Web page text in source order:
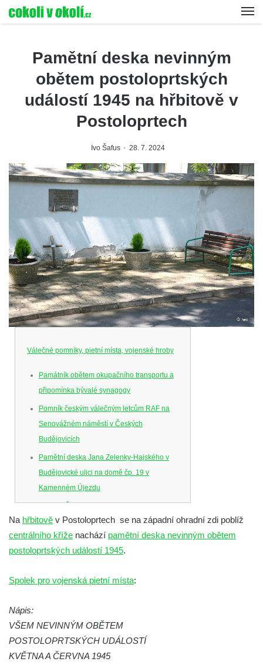
Pamětní deska nevinným
obětem postoloprtských
událostí 1945 na hřbitově v
Postoloprtech
Ivo Šafus 28. 7. 2024
Válečné pomníky, pietní místa, vojenské hroby
Památník obětem okupačního transportu a
připomínka bývalé synagogy
Pomník českým válečným letcům RAF na
Senovážném náměstí v Českých
Budějovicích
Pamětní deska Jana Zelenky-Hajského v
Budějovické ulici na domě čp. 19 v
Kamenném Újezdu
Kenotaf Šimona Valhy na starém hřbitově v
Kamenném Újezdě
Kenotaf Václava B. Hájka na starém
hřbitově v Kamenném Újezdě
Kamenném Újezdě
Velešíně
Kenotaf Josefa Jílka na hřbitově ve
Velešíně
Na hřbitově v Postoloprtech se na západní ohradní zdi poblíž
centrálního kříže nachází pamětní deska nevinným obětem
postoloprtských událostí 1945.
Spolek pro vojenská pietní místa:
Nápis:
VŠEM NEVINNÝM OBĚTEM
POSTOLOPRTSKÝCH UDÁLOSTÍ
KVĚTNA A ČERVNA 1945